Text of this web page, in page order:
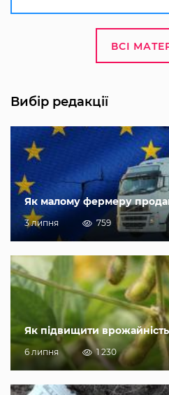
ВСІ
Вибір редакції
Як малому фермеру
3 липня 759
Як підвищити врожайність
6 липня 1 230